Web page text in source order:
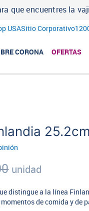
USASitio Corporativo
CORONA OFERTAS
25.2cm
unidad
distingue a la línea
de comida y de